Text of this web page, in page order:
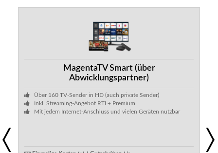
Previous
MagentaTV Smart (über
Abwicklungspartner)
Über 160 TV-Sender in HD (auch private Sender)
Inkl. Streaming-Angebot RTL+ Premium
Mit jedem Internet-Anschluss und vielen Geräten nutzbar
Next